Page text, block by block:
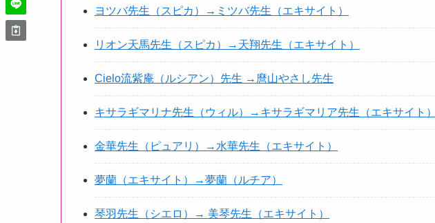
ヨツバ先生（スピカ）→ミツバ先生（エキサイト）
リオン天馬先生（スピカ）→天翔先生（エキサイト）
Cielo流紫庵（ルシアン）先生 →麿山やさし先生
キサラギマリナ先生（ウィル）→キサラギマリア先生（エキサイト）
金華先生（ピュアリ）→水華先生（エキサイト）
夢蘭（エキサイト）→夢蘭（ルチア）
琴羽先生（シエロ）→ 美琴先生（エキサイト）